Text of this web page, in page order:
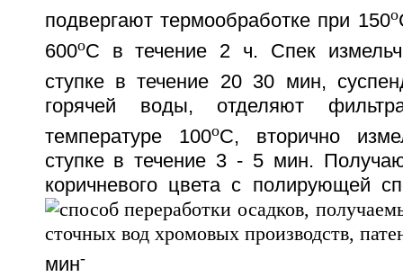
подвергают термообработке при 150o
600oC в течение 2 ч. Спек
ступке в течение 20 30 мин,
горячей воды, отделяют
температуре 100oC, вторично
ступке в течение 3 - 5 мин.
коричневого цвета с полирующей
мин-